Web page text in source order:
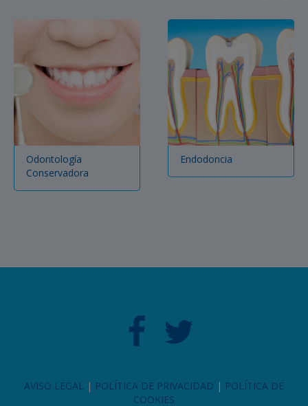
Odontología
Conservadora
Endodoncia
AVISO LEGAL | POLÍTICA DE PRIVACIDAD | POLÍTICA DE
COOKIES